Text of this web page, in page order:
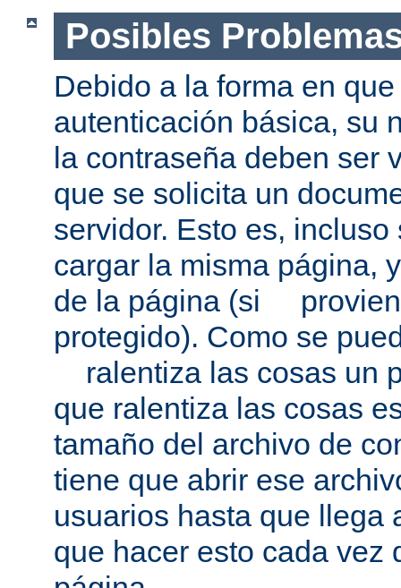
Posibles
Debido a la forma en
autenticación básica, su
la contraseña deben ser
que se solicita un
servidor. Esto es,
cargar la misma página,
de la página (si
protegido). Como se
ralentiza las cosas un
que ralentiza las cosas
tamaño del archivo de
tiene que abrir ese
usuarios hasta que llega
que hacer esto cada vez